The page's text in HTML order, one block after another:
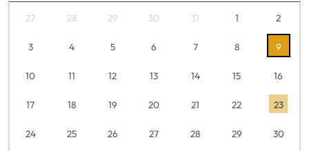
27 28 29 30 31 1 2
3 4 5 6 7 8 9
10 11 12 13 14 15 16
17 18 19 20 21 22 23
24 25 26 27 28 29 30